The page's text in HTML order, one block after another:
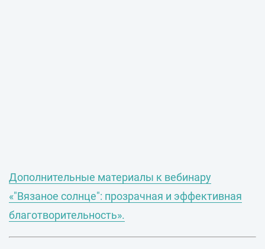
Дополнительные материалы к вебинару
«"Вязаное солнце": прозрачная и эффективная
благотворительность».